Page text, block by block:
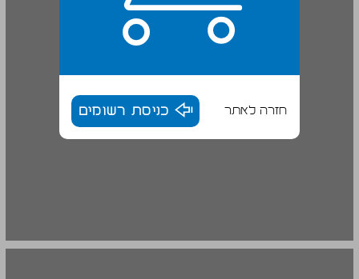
חזרה לאתר כניסת רשומים